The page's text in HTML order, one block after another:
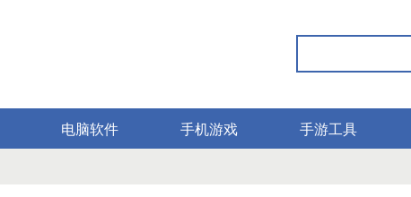
电脑软件 手机游戏 手游工具